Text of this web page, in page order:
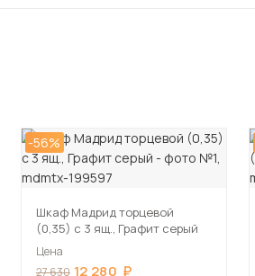
-56%
Шкаф Мадрид торцевой
(0,35) с 3 ящ., Графит серый
Цена
27 630 12 280